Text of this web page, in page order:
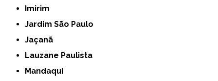
Imirim
Jardim São Paulo
Jaçanã
Lauzane Paulista
Mandaqui